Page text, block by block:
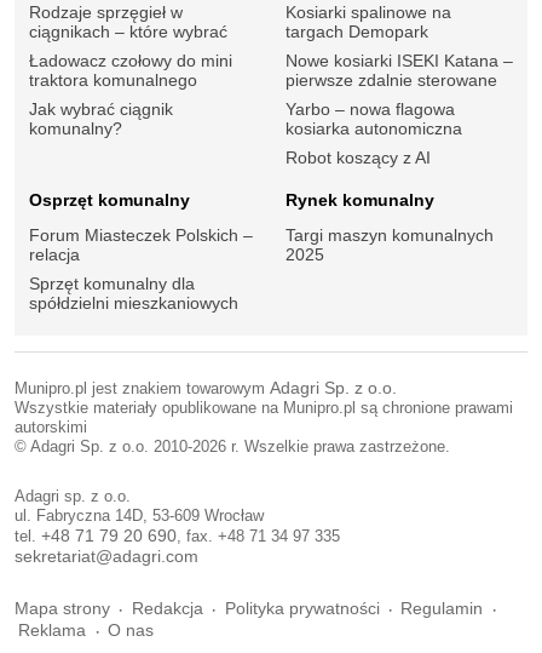
Rodzaje sprzęgieł w
ciągnikach – które wybrać
Ładowacz czołowy do mini
traktora komunalnego
Jak wybrać ciągnik
komunalny?
Kosiarki spalinowe na
targach Demopark
Nowe kosiarki ISEKI Katana –
pierwsze zdalnie sterowane
Yarbo – nowa flagowa
kosiarka autonomiczna
Robot koszący z AI
Osprzęt komunalny
Forum Miasteczek Polskich –
relacja
Sprzęt komunalny dla
spółdzielni mieszkaniowych
Rynek komunalny
Targi maszyn komunalnych
2025
Munipro.pl jest znakiem towarowym Adagri Sp. z o.o.
Wszystkie materiały opublikowane na Munipro.pl są chronione prawami
autorskimi
© Adagri Sp. z o.o. 2010-2026 r. Wszelkie prawa zastrzeżone.
Adagri sp. z o.o.
ul. Fabryczna 14D, 53-609 Wrocław
tel. +48 71 79 20 690, fax. +48 71 34 97 335
sekretariat@adagri.com
Mapa strony Redakcja Polityka prywatności
Regulamin
Reklama
O nas